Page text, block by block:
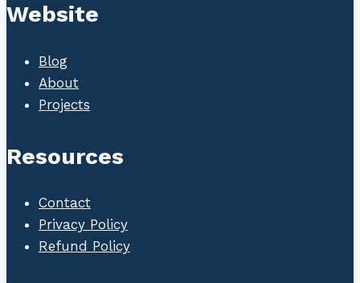
Website
Blog
About
Projects
Resources
Contact
Privacy Policy
Refund Policy